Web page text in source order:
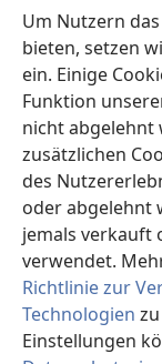
Um Nutzern
bieten, setzen
ein. Einige
Funktion
nicht abgelehnt
zusätzlichen
des
oder abgelehnt
jemals verkauft
verwendet.
Richtlinie zur
Technologien
Einstellungen
Spenden
(öffnet
neues
Fenster)Wachtturm
(öffnet
neues
Fenster)JW Hub®
(öffnet
neues
Fenster)JW Library
Watchtower
Copyright© 2026